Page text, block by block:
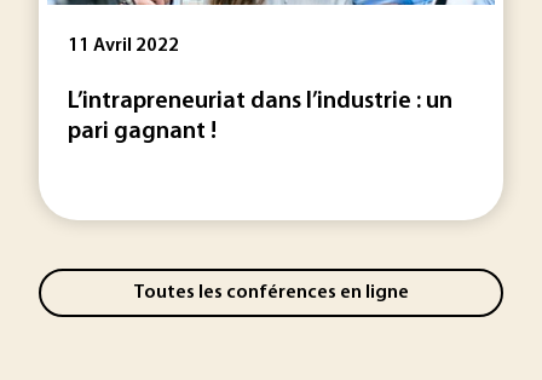
11 Avril 2022
L’intrapreneuriat dans l’industrie : un
pari gagnant !
Toutes les conférences en ligne